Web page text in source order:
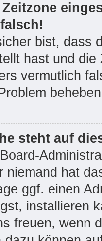
bist, dass
hast und
vermutlich
steht auf
niemand hat
ggf. einen
installieren
freuen, wenn